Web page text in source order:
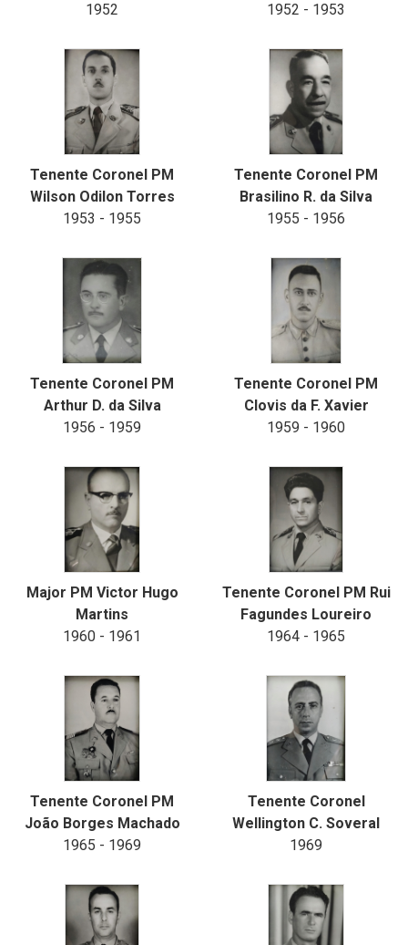
1952
1952 - 1953
Tenente Coronel PM
Wilson Odilon Torres
1953 - 1955
Tenente Coronel PM
Brasilino R. da Silva
1955 - 1956
Tenente Coronel PM
Arthur D. da Silva
1956 - 1959
Tenente Coronel PM
Clovis da F. Xavier
1959 - 1960
Major PM Victor Hugo
Martins
1960 - 1961
Tenente Coronel PM Rui
Fagundes Loureiro
1964 - 1965
Tenente Coronel PM
João Borges Machado
1965 - 1969
Tenente Coronel
Wellington C. Soveral
1969